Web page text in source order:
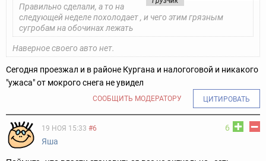
Правильно сделали, а то на
следующей неделе похолодает , и чего этим грязным
сугробам на обочинах лежать
Наверное своего авто нет.
Сегодня проезжал и в районе Кургана и налогоговой и никакого
"ужаса" от мокрого снега не увидел
СООБЩИТЬ МОДЕРАТОРУ ЦИТИРОВАТЬ
6
19 НОЯ 15:33 #6
Яша